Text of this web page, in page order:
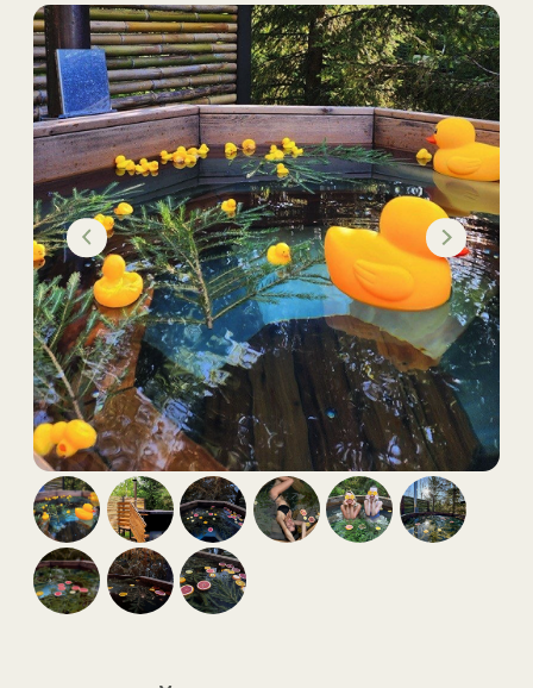
Можно ли к нам с
животными?
Есть ли у нас связь?
Телевизор?
Предоплата
Можно отменить
бронирование?
Документы для заселения
Нужен ли залог?
Почасовая аренда домика?